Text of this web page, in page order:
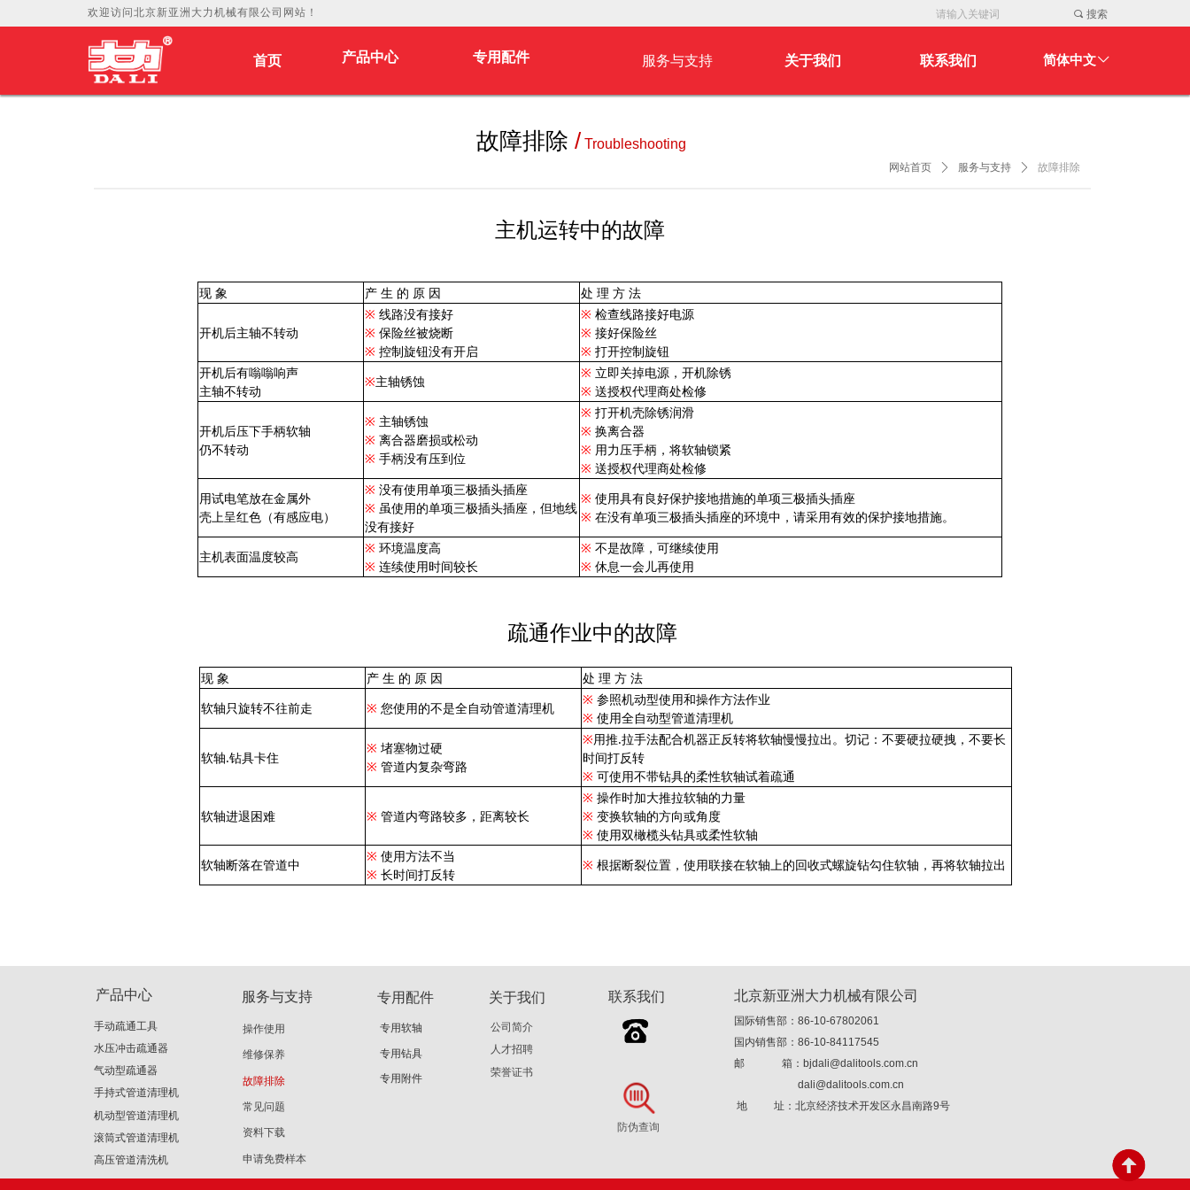
产品中心 专用配件 服务与支持 关于我们 联系我们
首页 ꀅ
简体中文
欢迎访问北京新亚洲大力机械有限公司网站！ 끠 搜索
故障排除 / Troubleshooting
网站首页 ꄲ 服务与支持 ꄲ 故障排除
现 象 产 生 的 原 因
处 理 方 法
软轴只旋转不往前走
※ 您使用的不是全自动管道清理机
※ 参照机动型使用和操作方法作业
※ 使用全自动型管道清理机
软轴.钻具卡住
※ 堵塞物过硬
※ 管道内复杂弯路
※用推.拉手法配合机器正反转将软轴慢慢拉出。切记：不要硬拉硬拽，不要长
时间打反转
※ 可使用不带钻具的柔性软轴试着疏通
软轴进退困难 ※ 管道内弯路较多，距离较长
※ 操作时加大推拉软轴的力量
※ 变换软轴的方向或角度
※ 使用双橄榄头钻具或柔性软轴
软轴断落在管道中
※ 使用方法不当
※ 长时间打反转
※ 根据断裂位置，使用联接在软轴上的回收式螺旋钻勾住软轴，再将软轴拉出
主机运转中的故障
疏通作业中的故障
现 象 产 生 的 原 因 处 理 方 法
开机后主轴不转动
※ 线路没有接好
※ 保险丝被烧断
※ 控制旋钮没有开启
※ 检查线路接好电源
※ 接好保险丝
※ 打开控制旋钮
开机后有嗡嗡响声
主轴不转动
※主轴锈蚀
※ 立即关掉电源，开机除锈
※ 送授权代理商处检修
开机后压下手柄软轴
仍不转动
※ 主轴锈蚀
※ 离合器磨损或松动
※ 手柄没有压到位
※ 打开机壳除锈润滑
※ 换离合器
※ 用力压手柄，将软轴锁紧
※ 送授权代理商处检修
用试电笔放在金属外
壳上呈红色（有感应电）
※ 没有使用单项三极插头插座
※ 虽使用的单项三极插头插座，但地线
没有接好
※ 使用具有良好保护接地措施的单项三极插头插座
※ 在没有单项三极插头插座的环境中，请采用有效的保护接地措施。
主机表面温度较高
※ 环境温度高
※ 连续使用时间较长
※ 不是故障，可继续使用
※ 休息一会儿再使用
产品中心 专用配件
服务与支持
手动疏通工具
水压冲击疏通器
气动型疏通器
手持式管道清理机
机动型管道清理机
滚筒式管道清理机
高压管道清洗机
操作使用
维修保养
故障排除
常见问题
资料下载
申请免费样本
联系我们
公司简介
人才招聘
荣誉证书
关于我们
防伪查询​​​​​​​
北京新亚洲大力机械有限公司
国际销售部：86-10-67802061
国内销售部：86-10-84117545
邮 箱： bjdali@dalitools.com.cn
dali@dalitools.com.cn
地 址：北京经济技术开发区永昌南路9号
专用软轴
专用钻具
专用附件